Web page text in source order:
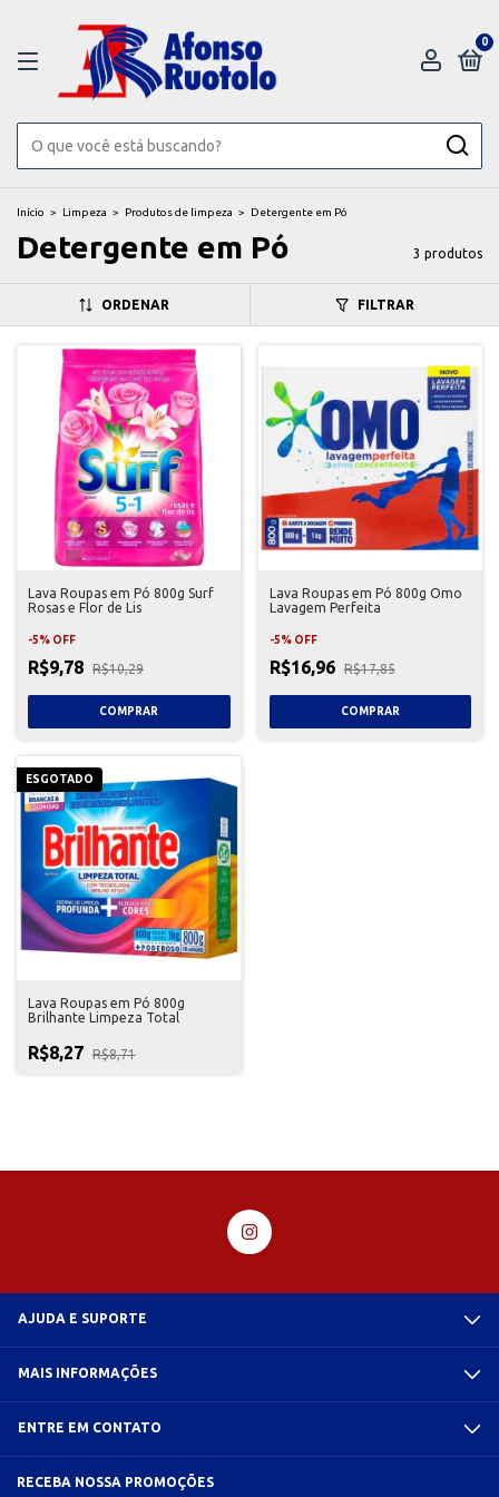
0
Início > Limpeza > Produtos de limpeza > Detergente em Pó
Detergente em Pó 3 produtos
ORDENAR FILTRAR
Lava Roupas em Pó 800g Surf
Rosas e Flor de Lis
-5% OFF
R$9,78 R$10,29
Lava Roupas em Pó 800g Omo
Lavagem Perfeita
-5% OFF
R$16,96 R$17,85
ESGOTADO
Lava Roupas em Pó 800g
Brilhante Limpeza Total
R$8,27 R$8,71
AJUDA E SUPORTE
MAIS INFORMAÇÕES
ENTRE EM CONTATO
RECEBA NOSSA PROMOÇÕES